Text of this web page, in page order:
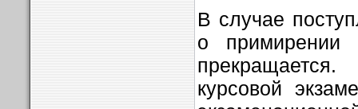
В случае
о примирении
курсовой